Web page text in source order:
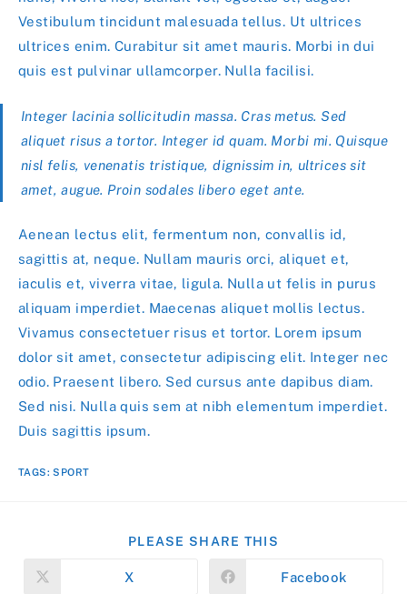
Vestibulum tincidunt malesuada tellus. Ut ultrices
ultrices enim. Curabitur sit amet mauris. Morbi in dui
quis est pulvinar ullamcorper. Nulla facilisi.
Integer lacinia sollicitudin massa. Cras metus. Sed
aliquet risus a tortor. Integer id quam. Morbi mi. Quisque
nisl felis, venenatis tristique, dignissim in, ultrices sit
amet, augue. Proin sodales libero eget ante.
Aenean lectus elit, fermentum non, convallis id,
sagittis at, neque. Nullam mauris orci, aliquet et,
iaculis et, viverra vitae, ligula. Nulla ut felis in purus
aliquam imperdiet. Maecenas aliquet mollis lectus.
Vivamus consectetuer risus et tortor. Lorem ipsum
dolor sit amet, consectetur adipiscing elit. Integer nec
odio. Praesent libero. Sed cursus ante dapibus diam.
Sed nisi. Nulla quis sem at nibh elementum imperdiet.
Duis sagittis ipsum.
TAGS:SPORT
PLEASE SHARE THIS
Opens
X
Opens
Facebook